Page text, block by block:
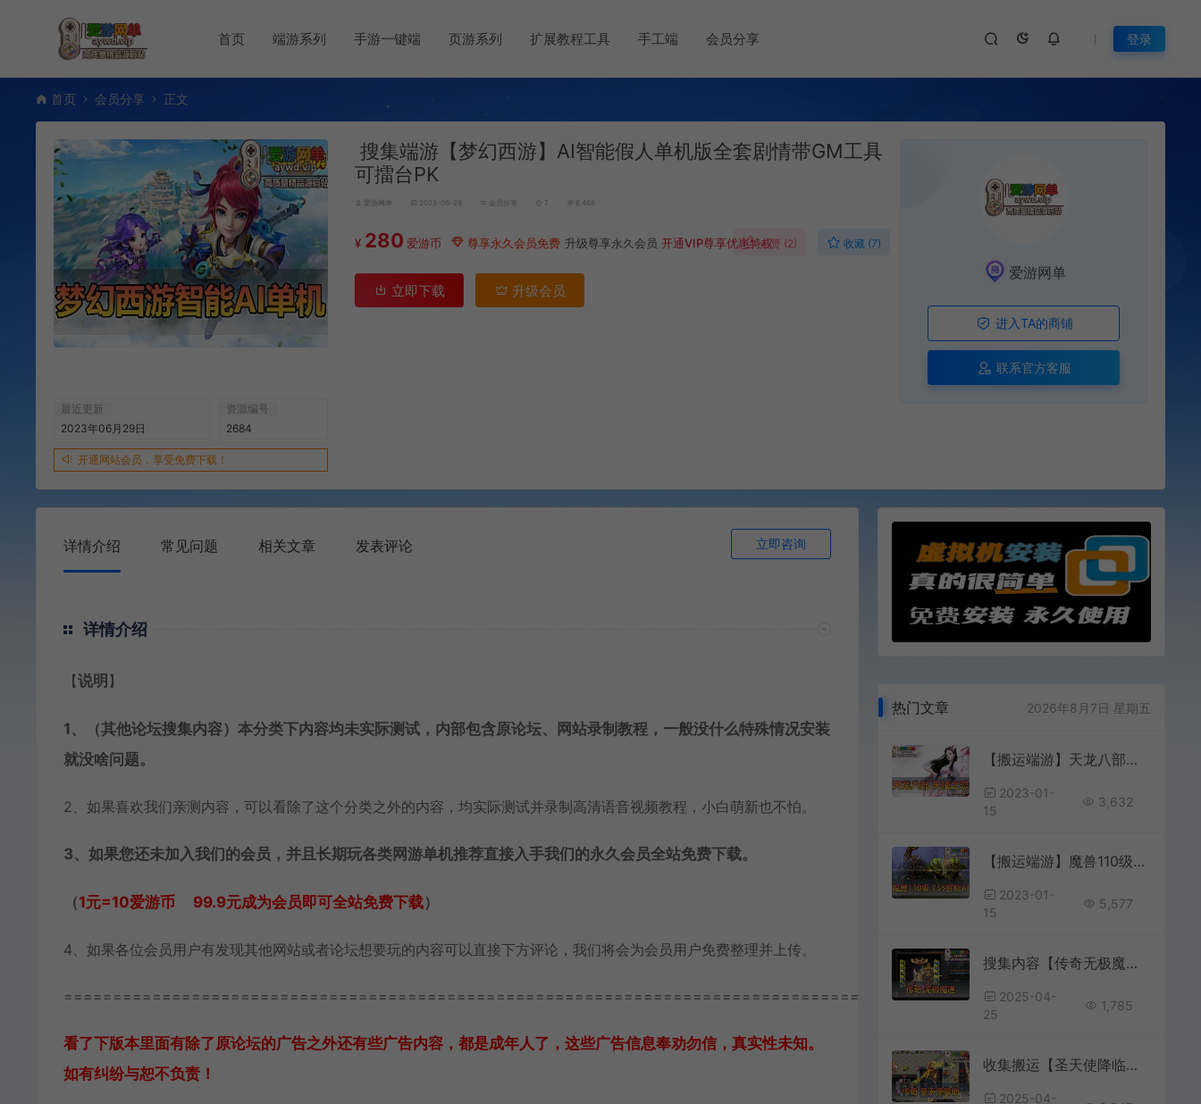
首页 端游系列 手游一键端 页游系列 扩展教程工具 手工端 会员分享 登录
首页 会员分享 正文
最近更新
2023年06月29日
资源编号
2684
开通网站会员，享受免费下载！
搜集端游【梦幻西游】AI智能假人单机版全套剧情带GM工具
可擂台PK
爱游网单 2023-06-29 会员分享 7 6,466
¥ 280 爱游币 尊享永久会员免费 升级尊享永久会员 开通VIP尊享优惠特权点赞 (2) 收藏 (7)
立即下载 升级会员
爱游网单
进入TA的商铺
联系官方客服
详情介绍 常见问题 相关文章 发表评论 立即咨询
详情介绍
【说明 】
1、（其他论坛搜集内容）本分类下内容均未实际测试，内部包含原论坛、网站录制教程，一般没什么特殊情况安装
就没啥问题。
2、如果喜欢我们亲测内容，可以看除了这个分类之外的内容，均实际测试并录制高清语音视频教程，小白萌新也不怕。
3、如果您还未加入我们的会员，并且长期玩各类网游单机推荐直接入手我们的永久会员全站免费下载。
（1元=10爱游币 99.9元成为会员即可全站免费下载）
4、如果各位会员用户有发现其他网站或者论坛想要玩的内容可以直接下方评论，我们将会为会员用户免费整理并上传。
===========================================================================================
看了下版本里面有除了原论坛的广告之外还有些广告内容，都是成年人了，这些广告信息奉劝勿信，真实性未知。
如有纠纷与恕不负责！
热门文章 2026年8月7日 星期五
【搬运端游】天龙八部天使之恋假人虚拟机一键端内置GM桃花岛
2023-01-
15
3,632
【搬运端游】魔兽110级735超智能AI机器人修复完善任务副本BOSS
2023-01-
15
5,577
搜集内容【传奇无极魔道】传奇手游单机版GM后台配套教学模拟器手游
2025-04-
25
1,785
收集搬运【圣天使降临】传奇单机 大天使神宠 一键游戏端 补丁 登录器 网站 教程 GM模式 GM工具
2025-04-